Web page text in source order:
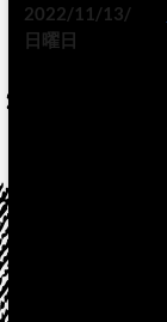
2022/11/13/
日曜日